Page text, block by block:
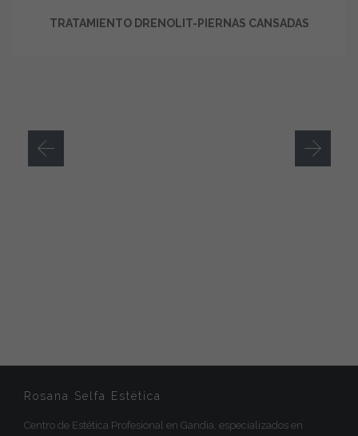
TRATAMIENTO DRENOLIT-PIERNAS CANSADAS
Rosana Selfa Estética
Centro de Estética Profesional en Gandia, especializados en